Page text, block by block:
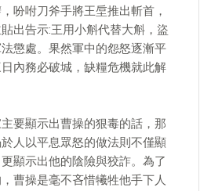
吩咐刀斧手將王垕推出斬首，
出告示:王用小斛代替大斛，盜
懲處。果然軍中的怨怒逐漸平
內務必破城，缺糧危機就此解
要顯示出曹操的狠毒的話，那
人以平息眾怒的做法則不僅顯
顯示出他的陰險與狡詐。為了
曹操是毫不吝惜犧牲他手下人